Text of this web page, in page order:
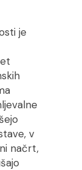
je
v
načrt,